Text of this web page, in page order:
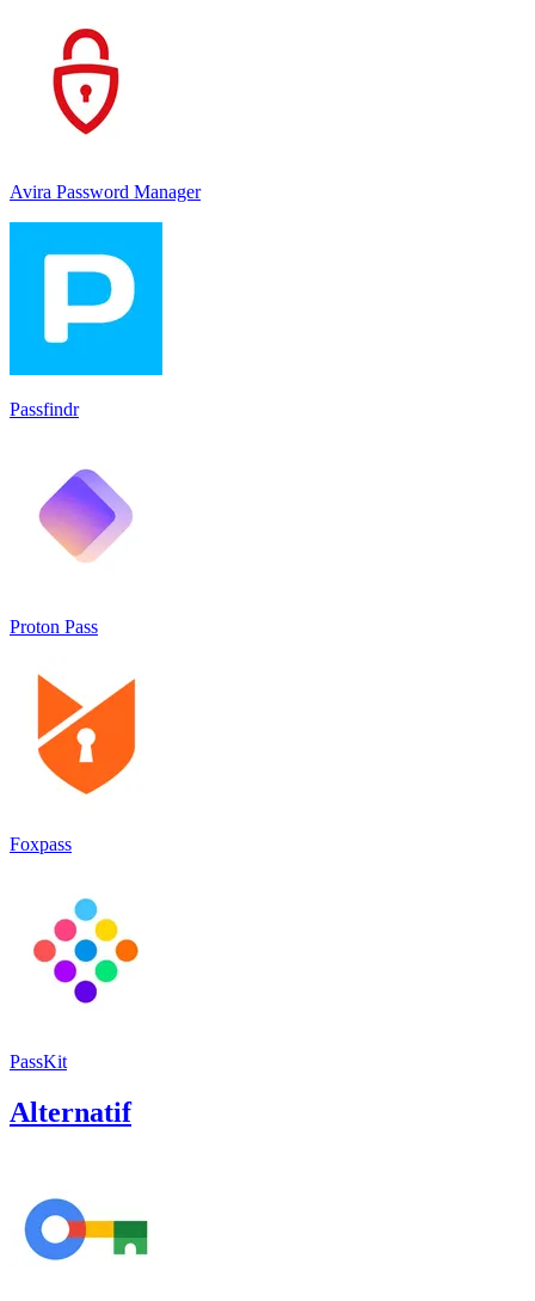
Avira Password Manager
Passfindr
Proton Pass
Foxpass
PassKit
Alternatif